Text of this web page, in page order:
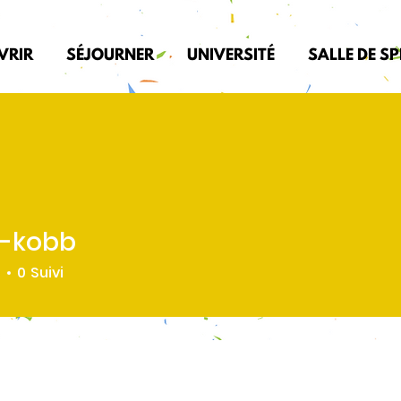
SÉJOURNER UNIVERSITÉ SALLE DE
kobb
0 Suivi